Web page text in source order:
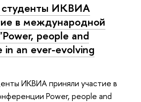
студенты ИКВИА
в международной
people and
in an ever-evolving
ИКВИА приняли участие в
Power, people and